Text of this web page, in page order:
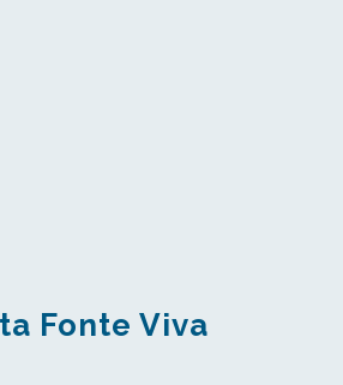
Fonte Viva